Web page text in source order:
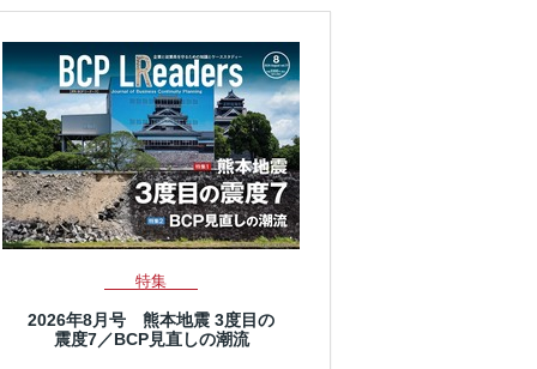
特集
2026年8月号 熊本地震 3度目の
震度7／BCP見直しの潮流